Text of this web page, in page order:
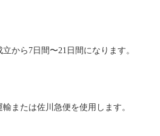
から7日間〜21日間になります。
または佐川急便を使用します。